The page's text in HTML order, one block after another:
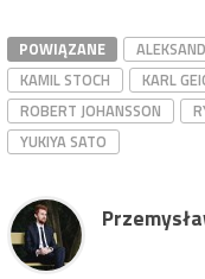
POWIĄZANE
KAMIL STOCH
KARL
ROBERT JOHANSSON
YUKIYA SATO